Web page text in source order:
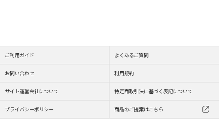
ご利用ガイド よくあるご質問
お問い合わせ 利用規約
サイト運営会社について 特定商取引法に基づく表記について
プライバシーポリシー 商品のご提案はこちら